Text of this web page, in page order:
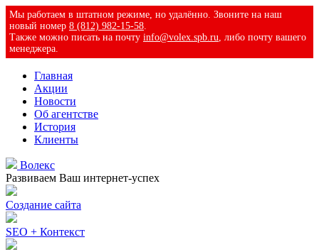
Мы работаем в штатном режиме, но удалённо. Звоните на наш
новый номер 8 (812) 982-15-58.
Также можно писать на почту info@volex.spb.ru, либо почту вашего
менеджера.
Главная
Акции
Новости
Об агентстве
История
Клиенты
Волекс
Развиваем Ваш интернет-успех
Создание сайта
SEO + Контекст